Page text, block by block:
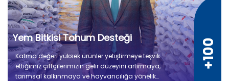
Yem Bitkisi Tohum Desteği
Katma değeri yüksek ürünler yetiştirmeye teşvik
ettiğimiz çiftçilerimizin gelir düzeyini artırmaya,
tarımsal kalkınmaya ve hayvancılığa yönelik